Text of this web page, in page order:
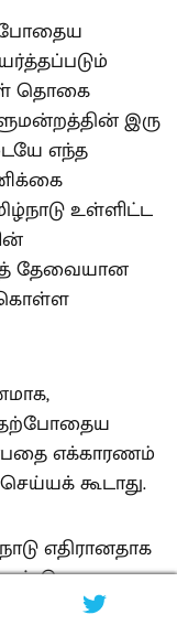
தொகை
இரு
எந்த
உள்ளிட்ட
தேவையான
தற்போதைய
எக்காரணம்
கூடாது.
எதிரானதாக
சிறப்புற